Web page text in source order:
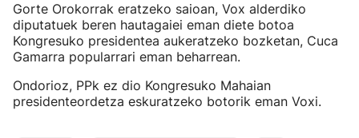
Gorte Orokorrak eratzeko saioan, Vox alderdiko
diputatuek beren hautagaiei eman diete botoa
Kongresuko presidentea aukeratzeko bozketan, Cuca
Gamarra popularrari eman beharrean.
Ondorioz, PPk ez dio Kongresuko Mahaian
presidenteordetza eskuratzeko botorik eman Voxi.